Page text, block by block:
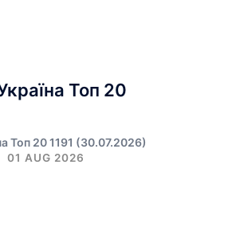
Топ 20
Топ 20 1191 (30.07.2026)
01 AUG 2026